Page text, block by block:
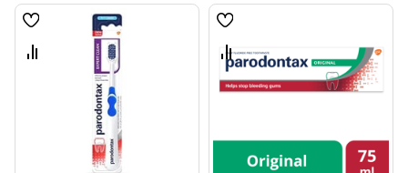
قائمة
قارن
بين
المنتجات
قائمة
قارن